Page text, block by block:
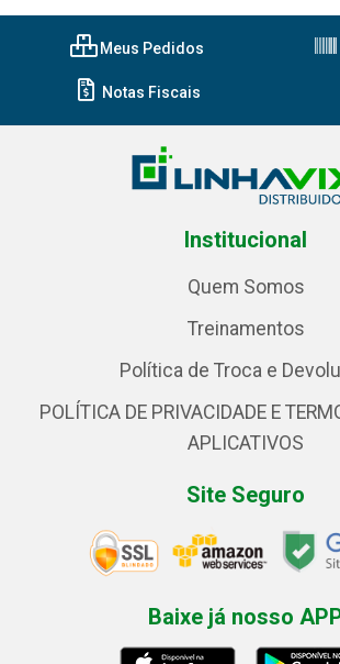
Meus Pedidos
Notas Fiscais
Institucional
Quem Somos
Treinamentos
Política de Troca e
POLÍTICA DE PRIVACIDADE E
APLICATIVOS
Site Seguro
Baixe já nosso